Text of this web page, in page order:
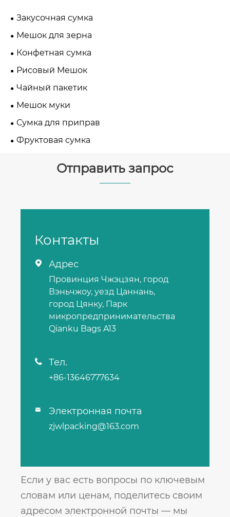
Закусочная сумка
Мешок для зерна
Конфетная сумка
Рисовый Мешок
Чайный пакетик
Мешок муки
Сумка для приправ
Фруктовая сумка
Отправить запрос
Контакты
 Адрес
Провинция Чжэцзян, город
Вэньчжоу, уезд Цаннань,
город Цянку, Парк
микропредпринимательства
Qianku Bags A13
 Тел.
+86-13646777634
 Электронная почта
zjwlpacking@163.com
Если у вас есть вопросы по ключевым
словам или ценам, поделитесь своим
адресом электронной почты — мы